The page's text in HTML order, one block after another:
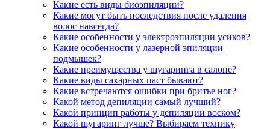
Какие есть виды биоэпиляции?
Какие могут быть последствия после удаления
волос навсегда?
Какие особенности у электроэпиляции усиков?
Какие особенности у лазерной эпиляции
подмышек?
Какие преимущества у шугаринга в салоне?
Какие виды сахарных паст бывают?
Какие встречаются ошибки при бритье ног?
Какой метод депиляции самый лучший?
Какой принцип работы у депиляции воском?
Какой шугаринг лучше? Выбираем технику